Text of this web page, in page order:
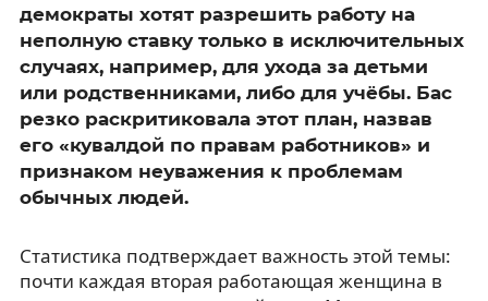
демократы хотят разрешить работу на
неполную ставку только в исключительных
случаях, например, для ухода за детьми
или родственниками, либо для учёбы. Бас
резко раскритиковала этот план, назвав
его «кувалдой по правам работников» и
признаком неуважения к проблемам
обычных людей.
Статистика подтверждает важность этой темы:
почти каждая вторая работающая женщина в